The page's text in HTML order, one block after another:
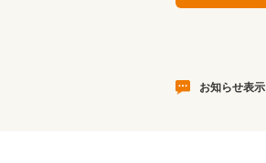
お知らせ表示